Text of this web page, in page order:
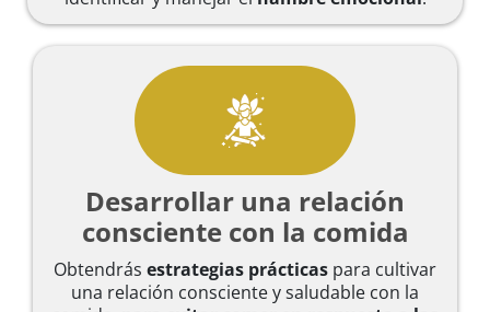
Desarrollar una relación
consciente con la comida
Obtendrás estrategias prácticas para cultivar
una relación consciente y saludable con la